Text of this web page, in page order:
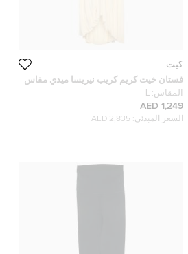
كيت
فستان خيت كريم كريب نيريسا ميدي مقاس
كبير - لارغ
المقاس: L
1,249 AED
السعر المبدئي: 2,835 AED